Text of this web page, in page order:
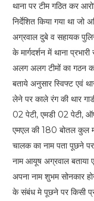
थाना पर टीम गठित कर
निर्देशित किया गया था जो
अग्रवाल दुबे व सहायक
के मार्गदर्शन में थाना
अलग अलग टीमों का गठन
बताये अनुसार स्विफ्ट एवं
लेने पर काले रंग की थार
02 पेटी, एमडी 02 पेटी,
एमएल की 180 बोतल कुल
चालक का नाम पता पूछने
नाम आयूष अग्रवाल
अपना नाम शुभम सोनकार
के संबंध मे पूछने पर किसी